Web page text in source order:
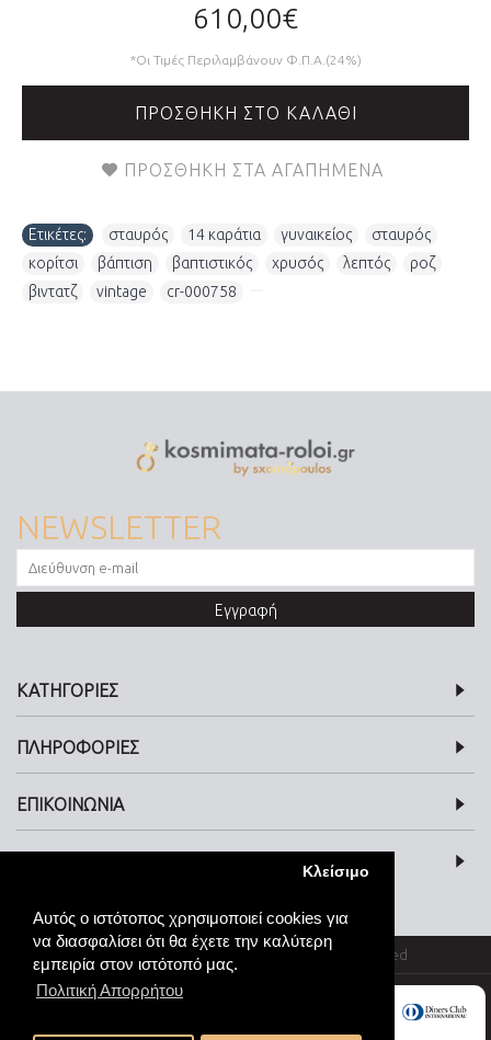
Αυτός ο ιστότοπος χρησιμοποιεί cookies για
να διασφαλίσει ότι θα έχετε την καλύτερη
εμπειρία στον ιστότοπό μας.
Πολιτική Απορρήτου
Κλείσιμο
610,00€
*Οι Τιμές Περιλαμβάνουν Φ.Π.Α.(24%)
ΠΡΟΣΘΉΚΗ ΣΤΟ ΚΑΛΆΘΙ
ΠΡΟΣΘΉΚΗ ΣΤΑ ΑΓΑΠΗΜΈΝΑ
Ετικέτες: σταυρός 14 καράτια γυναικείος σταυρός
κορίτσι
βάπτιση βαπτιστικός χρυσός λεπτός ροζ
βιντατζ
vintage cr-000758
NEWSLETTER
Εγγραφή
ΚΑΤΗΓΟΡΙΕΣ
ΠΛΗΡΟΦΟΡΙΕΣ
ΕΠΙΚΟΙΝΩΝΙΑ
© kosmimata-roloi.gr Jewellery. All rights reserved